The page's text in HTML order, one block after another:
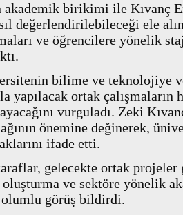
akademik birikimi ile Kıvanç
değerlendirilebileceği ele
ve öğrencilere yönelik
bilime ve teknolojiye
yapılacak ortak çalışmaların
vurguladı. Zeki
önemine değinerek,
ifade etti.
gelecekte ortak
ve sektöre yönelik
olumlu görüş bildirdi.